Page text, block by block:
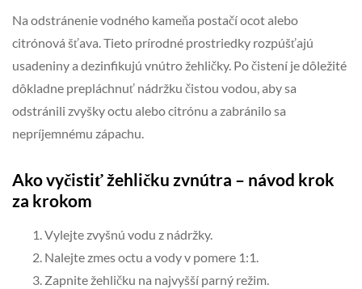
Na odstránenie vodného kameňa postačí ocot alebo
citrónová šťava. Tieto prírodné prostriedky rozpúšťajú
usadeniny a dezinfikujú vnútro žehličky. Po čistení je dôležité
dôkladne prepláchnuť nádržku čistou vodou, aby sa
odstránili zvyšky octu alebo citrónu a zabránilo sa
nepríjemnému zápachu.
Ako vyčistiť žehličku zvnútra – návod krok
za krokom
Vylejte zvyšnú vodu z nádržky.
Nalejte zmes octu a vody v pomere 1:1.
Zapnite žehličku na najvyšší parný režim.